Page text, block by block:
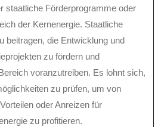
staatliche Förderprogramme oder
der Kernenergie. Staatliche
beitragen, die Entwicklung und
zu fördern und
voranzutreiben. Es lohnt sich,
zu prüfen, um von
oder Anreizen für
zu profitieren.